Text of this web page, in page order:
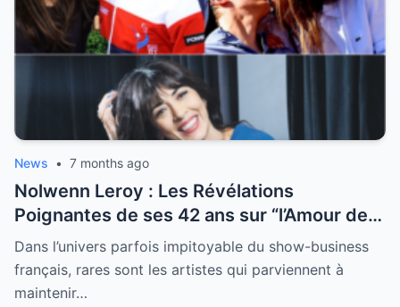
News • 7 months ago
Nolwenn Leroy : Les Révélations
Poignantes de ses 42 ans sur “l’Amour de
sa Vie”
Dans l’univers parfois impitoyable du show-business
français, rares sont les artistes qui parviennent à
maintenir…